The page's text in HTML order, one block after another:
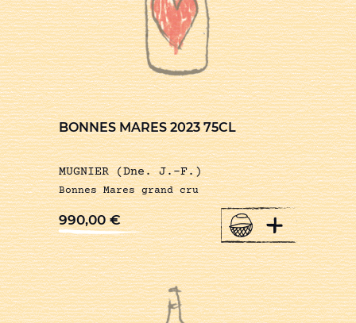
BONNES MARES 2023 75CL
MUGNIER (Dne. J.-F.)
Bonnes Mares grand cru
990,00€ +